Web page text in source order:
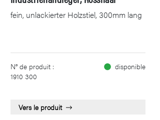
fein, unlackierter Holzstiel, 300mm lang
N° de produit :
1910 300
disponible
Vers le produit